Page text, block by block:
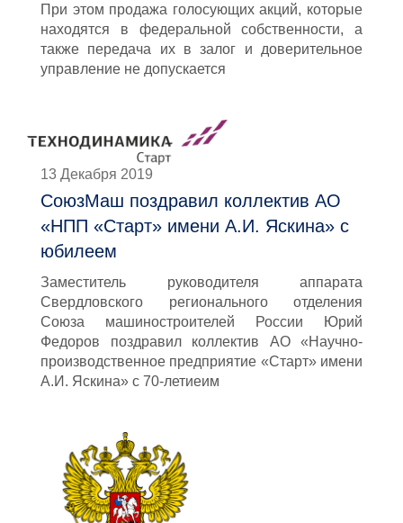
При этом продажа голосующих акций, которые
находятся в федеральной собственности, а
также передача их в залог и доверительное
управление не допускается
13 Декабря 2019
СоюзМаш поздравил коллектив АО
«НПП «Старт» имени А.И. Яскина» с
юбилеем
Заместитель руководителя аппарата
Свердловского регионального отделения
Союза машиностроителей России Юрий
Федоров поздравил коллектив АО «Научно-
производственное предприятие «Старт» имени
А.И. Яскина» с 70-летиеим